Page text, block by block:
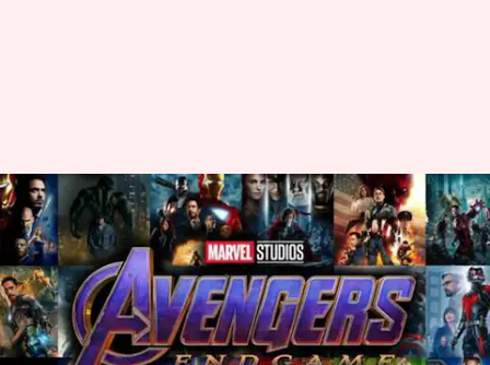
भारत में आज रिलीज़ हुई 'एंवेजर्स:
एंडगेम', जानें कैसी है फिल्म
लेखन स्वाति पाण्डेय Apr 26, 2019 01:37 pm
क्या है खबर?